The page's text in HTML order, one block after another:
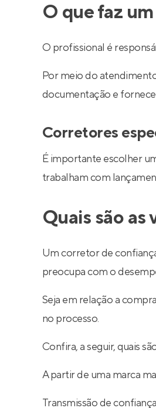
O que faz
O profissional é
Por meio do
documentação e
Corretores
É importante escolher
trabalham com
Quais são
Um corretor de
preocupa com o
Seja em relação a
no processo.
Confira, a seguir, quais
A partir de uma marca
Transmissão de